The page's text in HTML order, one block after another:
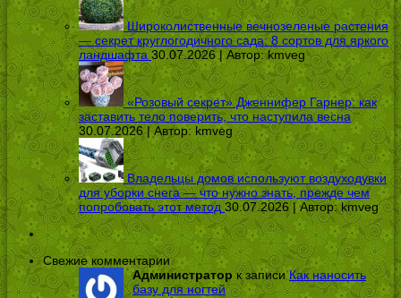
Широколиственные вечнозеленые растения
— секрет круглогодичного сада: 8 сортов для яркого
ландшафта 30.07.2026 | Автор:kmveg
«Розовый секрет» Дженнифер Гарнер: как
заставить тело поверить, что наступила весна
30.07.2026 | Автор: kmveg
Владельцы домов используют воздуходувки
для уборки снега — что нужно знать, прежде чем
попробовать этот метод 30.07.2026 | Автор:kmveg
Свежие комментарии
Администратор к записиКак наносить
базу для ногтей